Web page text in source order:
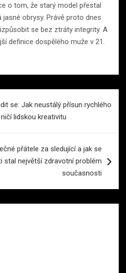
o tom, že starý model přestal
obrysy. Právě proto dnes
se bez ztráty integrity. A
definice dospělého muže v 21.
se: Jak neustálý přísun rychlého
lidskou kreativitu
přátele za sledující a jak se
stal největší zdravotní problém
současnosti